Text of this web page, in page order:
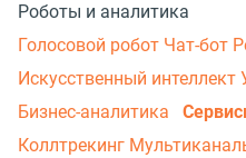
Роботы и аналитика
Голосовой робот Чат-бот
Искусственный интеллект
Бизнес-аналитика
Коллтрекинг